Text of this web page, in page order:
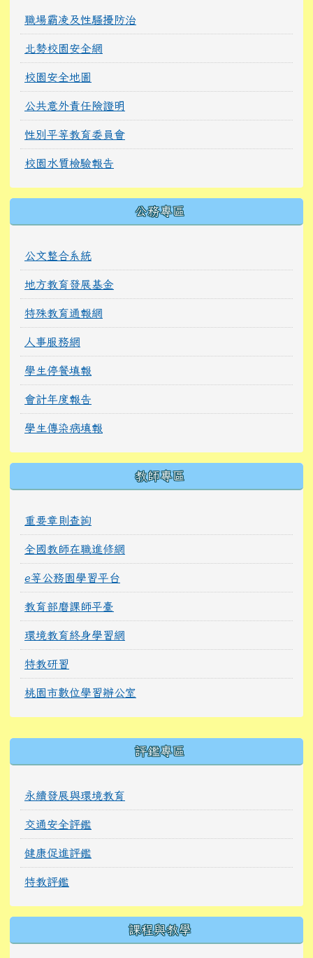
職場霸凌及性騷擾防治
北勢校園安全網
校園安全地圖
公共意外責任險證明
性別平等教育委員會
校園水質檢驗報告
公務專區
公文整合系統
地方教育發展基金
特殊教育通報網
人事服務網
學生停餐填報
會計年度報告
學生傳染病填報
教師專區
重要章則查詢
全國教師在職進修網
e等公務園學習平台
教育部磨課師平臺
環境教育終身學習網
特教研習
桃園市數位學習辦公室
評鑑專區
永續發展與環境教育
交通安全評鑑
健康促進評鑑
特教評鑑
課程與教學